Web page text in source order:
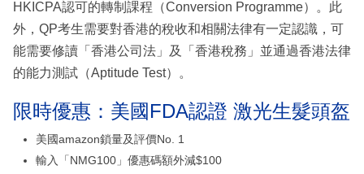
HKICPA認可的轉制課程（Conversion Programme）。此
外，QP考生需要對香港的稅收和相關法律有一定認識，可
能需要修讀「香港公司法」及「香港稅務」並通過香港法律
的能力測試（Aptitude Test）。
限時優惠：美國FDA認證 激光生髮頭盔
美國amazon鎖量及評價No. 1
輸入「NMG100」優惠碼額外減$100